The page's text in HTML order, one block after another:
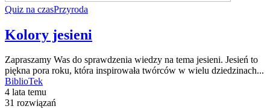
Quiz na czasPrzyroda
Kolory jesieni
Zapraszamy Was do sprawdzenia wiedzy na tema jesieni. Jesień to
piękna pora roku, która inspirowała twórców w wielu dziedzinach...
BiblioTek
4 lata temu
31 rozwiązań